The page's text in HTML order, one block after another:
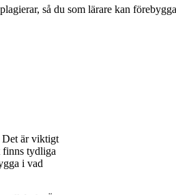
så du som lärare kan
Det är viktigt
finns tydliga
i vad